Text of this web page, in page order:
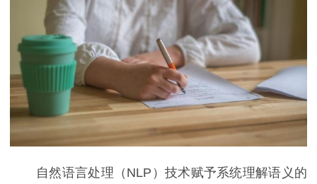
自然语言处理（NLP）技术赋予系统理解语义的